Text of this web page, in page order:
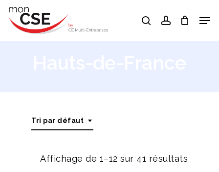
Skip
searchaccount
Tri par défaut
Affichage de 1–12 sur 41 résultats